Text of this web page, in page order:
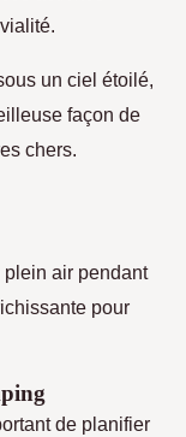
un ciel étoilé,
façon de
chers.
plein air pendant
pour
de planifier